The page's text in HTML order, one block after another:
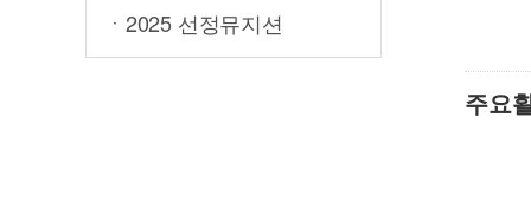
ㆍ2025 선정뮤지션
주요